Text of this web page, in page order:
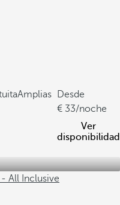
Amplias
Desde
33/noche
Ver
disponibilidad
All Inclusive